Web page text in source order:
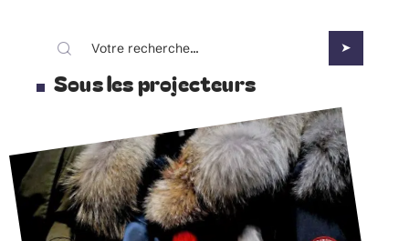
Sous les projecteurs